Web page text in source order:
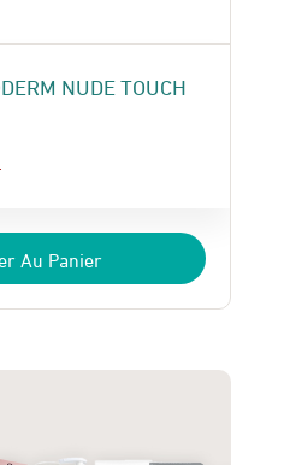
NUDE TOUCH
Au Panier